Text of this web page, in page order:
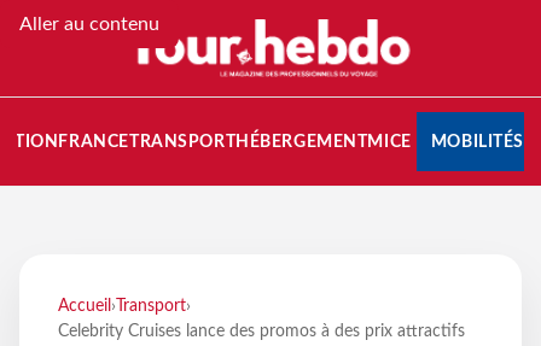
Aller au contenu
FRANCETRANSPORT HÉBERGEMENTMICE MOBILITÉS
Accueil › Transport›
Celebrity Cruises lance des promos à des prix attractifs